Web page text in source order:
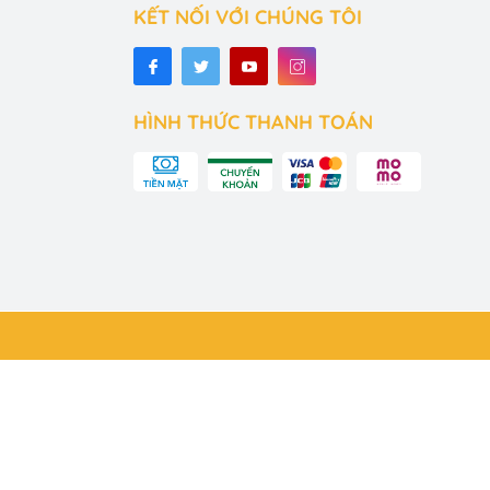
KẾT NỐI VỚI CHÚNG TÔI
HÌNH THỨC THANH TOÁN